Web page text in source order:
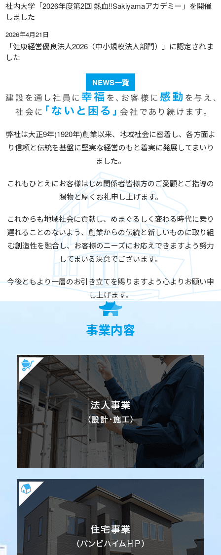
社内大学「2026年度第2回 熱血‼Sakiyamaアカデミー」を開催
しました
2026年4月21日
「健康経営優良法人2026（中小規模法人部門）」に認定されま
した
NEWS一覧
株式会社崎山組について
弊社は大正9年(1920年)創業以来、地域社会に密着し、 各方面よ
り信頼と伝統を基盤に堅実な経営のもと着実に発展してまいり
ました。
これもひとえにお客様はじめ関係者皆様方のご愛顧とご指導の
賜物と厚くお礼申し上げます。
これからも地域社会に貢献し、めまぐるしく変わる時代に乗り
遅れることのないよう、 創業からの伝統と新しいものに取り組
む創造性を融合し、お客様のニーズにお応えできますよう努力
してまいる決意でございます。
今後ともより一層のお引き立てを賜りますよう心よりお願い申
し上げます。
事業内容